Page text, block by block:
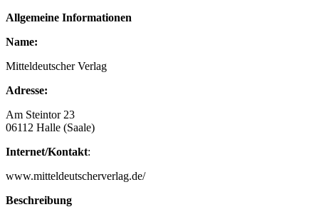
Allgemeine Informationen
Name:
Mitteldeutscher Verlag
Adresse:
Am Steintor 23
06112 Halle (Saale)
Internet/Kontakt:
www.mitteldeutscherverlag.de/
Beschreibung